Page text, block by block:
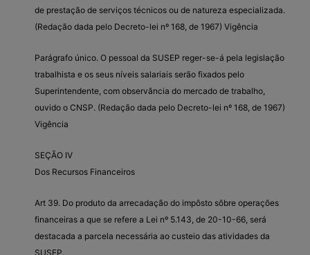
de prestação de serviços técnicos ou de natureza especializada.
(Redação dada pelo Decreto-lei nº 168, de 1967) Vigência
Parágrafo único. O pessoal da SUSEP reger-se-á pela legislação
trabalhista e os seus níveis salariais serão fixados pelo
Superintendente, com observância do mercado de trabalho,
ouvido o CNSP. (Redação dada pelo Decreto-lei nº 168, de 1967)
Vigência
SEÇÃO IV
Dos Recursos Financeiros
Art 39. Do produto da arrecadação do impôsto sôbre operações
financeiras a que se refere a Lei nº 5.143, de 20-10-66, será
destacada a parcela necessária ao custeio das atividades da
SUSEP.